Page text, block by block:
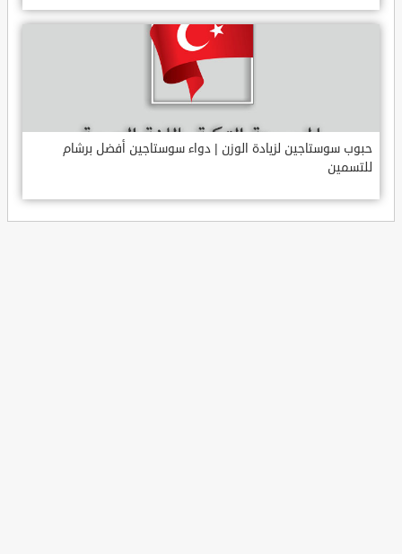
حبوب سوستاجين لزيادة الوزن | دواء سوستاجين أفضل برشام
للتسمين